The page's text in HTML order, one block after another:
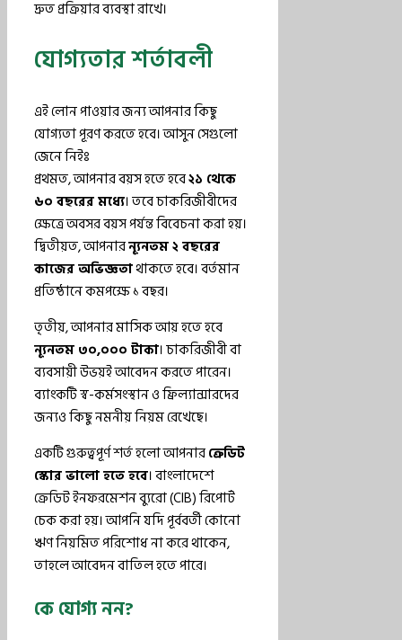
দ্রুত প্রক্রিয়ার ব্যবস্থা রাখে।
যোগ্যতার শর্তাবলী
এই লোন পাওয়ার জন্য আপনার কিছু
যোগ্যতা পূরণ করতে হবে। আসুন সেগুলো
জেনে নিইঃ
প্রথমত, আপনার বয়স হতে হবে২১ থেকে
৬০ বছরের মধ্যে। তবে চাকরিজীবীদের
ক্ষেত্রে অবসর বয়স পর্যন্ত বিবেচনা করা হয়।
দ্বিতীয়ত, আপনারন্যূনতম ২ বছরের
কাজের অভিজ্ঞতাথাকতে হবে। বর্তমান
প্রতিষ্ঠানে কমপক্ষে ১ বছর।
তৃতীয়, আপনার মাসিক আয় হতে হবে
ন্যূনতম ৩০,০০০ টাকা। চাকরিজীবী বা
ব্যবসায়ী উভয়ই আবেদন করতে পারেন।
ব্যাংকটি স্ব-কর্মসংস্থান ও ফ্রিল্যান্সারদের
জন্যও কিছু নমনীয় নিয়ম রেখেছে।
একটি গুরুত্বপূর্ণ শর্ত হলো আপনারক্রেডিট
স্কোর ভালো হতে হবে। বাংলাদেশে
ক্রেডিট ইনফরমেশন ব্যুরো (CIB) রিপোর্ট
চেক করা হয়। আপনি যদি পূর্ববর্তী কোনো
ঋণ নিয়মিত পরিশোধ না করে থাকেন,
তাহলে আবেদন বাতিল হতে পারে।
কে যোগ্য নন?